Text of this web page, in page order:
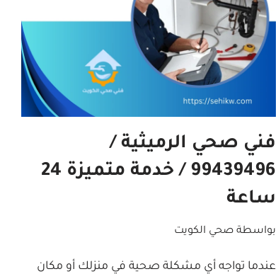
فني صحي الرميثية /
99439496 / خدمة متميزة 24
ساعة
بواسطة صحي الكويت
عندما تواجه أي مشكلة صحية في منزلك أو مكان